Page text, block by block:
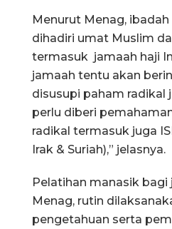
Menurut Menag,
dihadiri umat Muslim
termasuk jamaah haji
jamaah tentu akan
disusupi paham radikal
perlu diberi
radikal termasuk juga
Irak & Suriah),” jelasnya.
Pelatihan manasik
Menag, rutin
pengetahuan serta